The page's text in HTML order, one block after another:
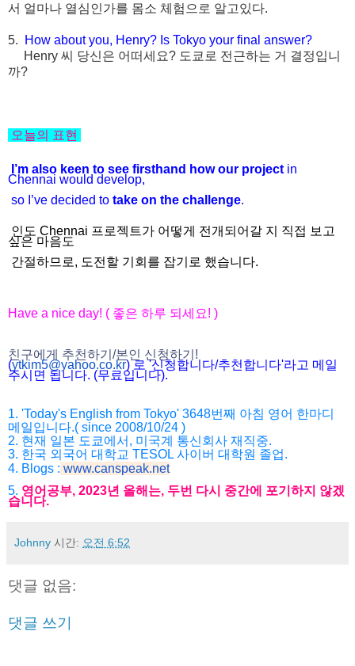
서 얼마나 열심인가를 몸소 체험으로 알고있다.
5.
How about you, Henry? Is Tokyo your final answer?
Henry 씨 당신은 어떠세요? 도쿄로 전근하는 거 결정입니
까?
오늘의 표현
I’m also keen to see firsthand how our project in
Chennai would develop,
so I’ve decided to take on the challenge.
인도 Chennai 프로젝트가 어떻게 전개되어갈 지 직접 보고
싶은 마음도
간절하므로, 도전할 기회를 잡기로 했습니다.
Have a nice day! ( 좋은 하루 되세요! )
친구에게 추천하기/본인 신청하기!
(ytkim5@yahoo.co.kr) 로 '신청합니다/추천합니다'라고 메일
주시면 됩니다. (무료입니다).
1. 'Today's English from Tokyo' 3648번째 아침 영어 한마디
메일입니다.( since 2008/10/24 )
2. 현재 일본 도쿄에서, 미국계 통신회사 재직중.
3. 한국 외국어 대학교 TESOL 사이버 대학원 졸업.
4. Blogs : www.canspeak.net
5. 영어공부, 2023년 올해는, 두번 다시 중간에 포기하지 않겠
습니다.
Johnny 시간: 오전 6:52
댓글 없음:
댓글 쓰기